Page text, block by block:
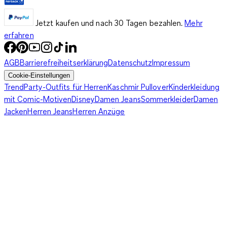
Jetzt kaufen und nach 30 Tagen bezahlen. Mehr
erfahren
AGBBarrierefreiheitserklärungDatenschutzImpressum
Cookie-Einstellungen
TrendParty-Outfits für HerrenKaschmir PulloverKinderkleidung
mit Comic-MotivenDisneyDamen JeansSommerkleiderDamen
JackenHerren JeansHerren Anzüge